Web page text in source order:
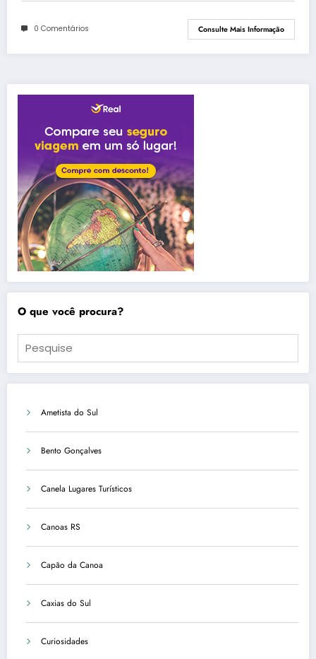
0 Comentários Consulte Mais Informação
O que você procura?
Ametista do Sul
Bento Gonçalves
Canela Lugares Turísticos
Canoas RS
Capão da Canoa
Caxias do Sul
Curiosidades